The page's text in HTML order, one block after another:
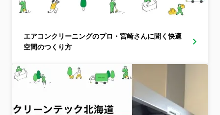
エアコンクリーニングのプロ・宮崎さんに聞く快適
空間のつくり方